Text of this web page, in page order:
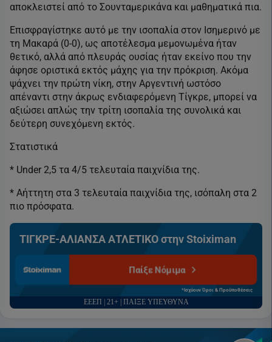
αποκλειστεί από το Σουνταμερικάνα και μαθηματικά πια.
Επισφραγίστηκε αυτό με την ισοπαλία στον Ισημερινό με
τη Μακαρά (0-0), ως αποτέλεσμα μεμονωμένα ήταν
θετικό, αλλά από πλευράς ουσίας ήταν εκείνο που την
άφησε οριστικά εκτός μάχης για την πρόκριση. Ακόμα
ψάχνει την πρώτη νίκη, στην Αργεντινή ωστόσο
απέναντι στην άκρως ενδιαφερόμενη Τίγκρε, μπορεί να
αξιώσει απλώς την τρίτη ισοπαλία της συνολικά και
δεύτερη συνεχόμενη εκτός.
Στατιστικά
* Under 2,5 τα 4/5 τελευταία παιχνίδια της.
* Αήττητη στα 3 τελευταία παιχνίδια της, ισόπαλη στα 2
πιο πρόσφατα.
ΤΙΓΚΡΕ-ΑΛΙΑΝΣΑ ΑΤΛΕΤΙΚΟ στην Stoiximan
Παίξε Νόμιμα
*Ισχύουν Όροι & Προϋποθέσεις
ΕΕΕΠ | 21+ | ΠΑΙΞΕ ΥΠΕΥΘΥΝΑ